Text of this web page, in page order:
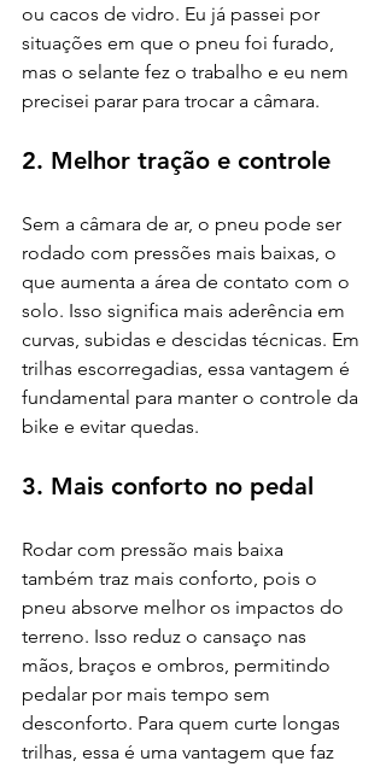
ou cacos de vidro. Eu já passei por
situações em que o pneu foi furado,
mas o selante fez o trabalho e eu nem
precisei parar para trocar a câmara.
2. Melhor tração e controle
Sem a câmara de ar, o pneu pode ser
rodado com pressões mais baixas, o
que aumenta a área de contato com o
solo. Isso significa mais aderência em
curvas, subidas e descidas técnicas. Em
trilhas escorregadias, essa vantagem é
fundamental para manter o controle da
bike e evitar quedas.
3. Mais conforto no pedal
Rodar com pressão mais baixa
também traz mais conforto, pois o
pneu absorve melhor os impactos do
terreno. Isso reduz o cansaço nas
mãos, braços e ombros, permitindo
pedalar por mais tempo sem
desconforto. Para quem curte longas
trilhas, essa é uma vantagem que faz